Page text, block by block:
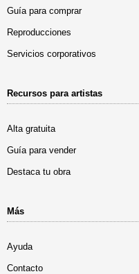
Guía para comprar
Reproducciones
Servicios corporativos
Recursos para artistas
Alta gratuita
Guía para vender
Destaca tu obra
Más
Ayuda
Contacto